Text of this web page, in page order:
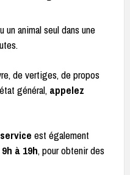
un animal seul dans une
de vertiges, de propos
général, appelez
est également
9h à 19h, pour obtenir des